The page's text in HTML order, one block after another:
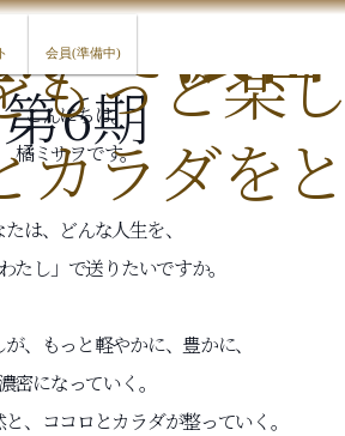
会員(準備中)
第6期
もっと楽
カラダを
で濃
こんにちは。
橘ミサヲです。
たは、どんな人生を、
たし」で送りたいですか。
、もっと軽やかに、豊かに、
密になっていく。
、ココロとカラダが整っていく。